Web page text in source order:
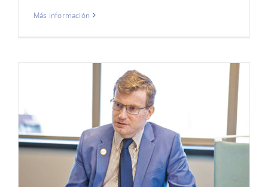
Más información